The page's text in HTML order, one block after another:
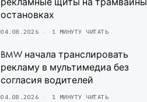
остановках
04.08.2026 1 МИНУТУ ЧИТАТЬ
BMW начала транслировать
рекламу в мультимедиа без
согласия водителей
04.08.2026 1 МИНУТУ ЧИТАТЬ